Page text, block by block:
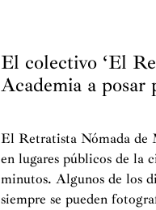
El colectivo ‘El
Academia a posar
El Retratista Nómada de
en lugares públicos de la
minutos. Algunos de los
siempre se pueden